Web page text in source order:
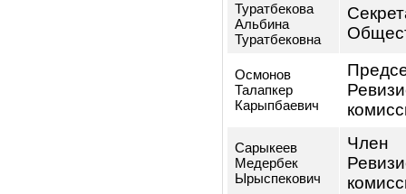
доли в
Эмитента:
в